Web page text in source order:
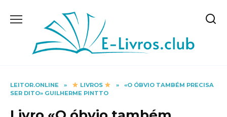
LEITOR.ONLINE » LIVROS »
«O ÓBVIO TAMBÉM PRECISA
SER DITO» GUILHERME PINTTO